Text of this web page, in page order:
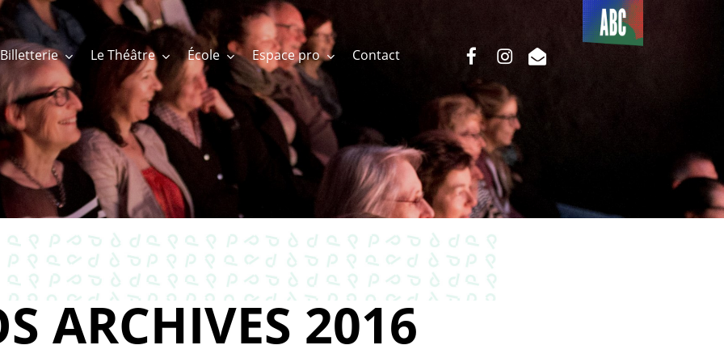
Billetterie Le Théâtre École Espace pro Contact
Du côté
de l’ABC
facebookinstagram
email
ARCHIVES 2016